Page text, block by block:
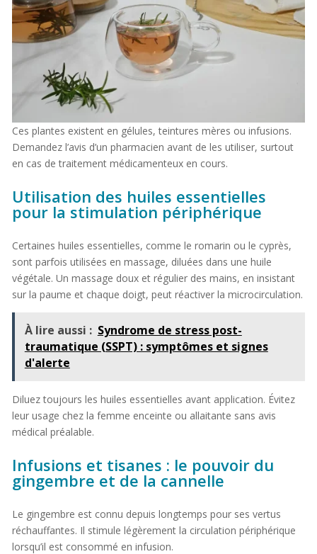
Ces plantes existent en gélules, teintures mères ou infusions.
Demandez l’avis d’un pharmacien avant de les utiliser, surtout
en cas de traitement médicamenteux en cours.
Utilisation des huiles essentielles
pour la stimulation périphérique
Certaines huiles essentielles, comme le romarin ou le cyprès,
sont parfois utilisées en massage, diluées dans une huile
végétale. Un massage doux et régulier des mains, en insistant
sur la paume et chaque doigt, peut réactiver la microcirculation.
À lire aussi : Syndrome de stress post-
traumatique (SSPT) : symptômes et signes
d'alerte
Diluez toujours les huiles essentielles avant application. Évitez
leur usage chez la femme enceinte ou allaitante sans avis
médical préalable.
Infusions et tisanes : le pouvoir du
gingembre et de la cannelle
Le gingembre est connu depuis longtemps pour ses vertus
réchauffantes. Il stimule légèrement la circulation périphérique
lorsqu’il est consommé en infusion.